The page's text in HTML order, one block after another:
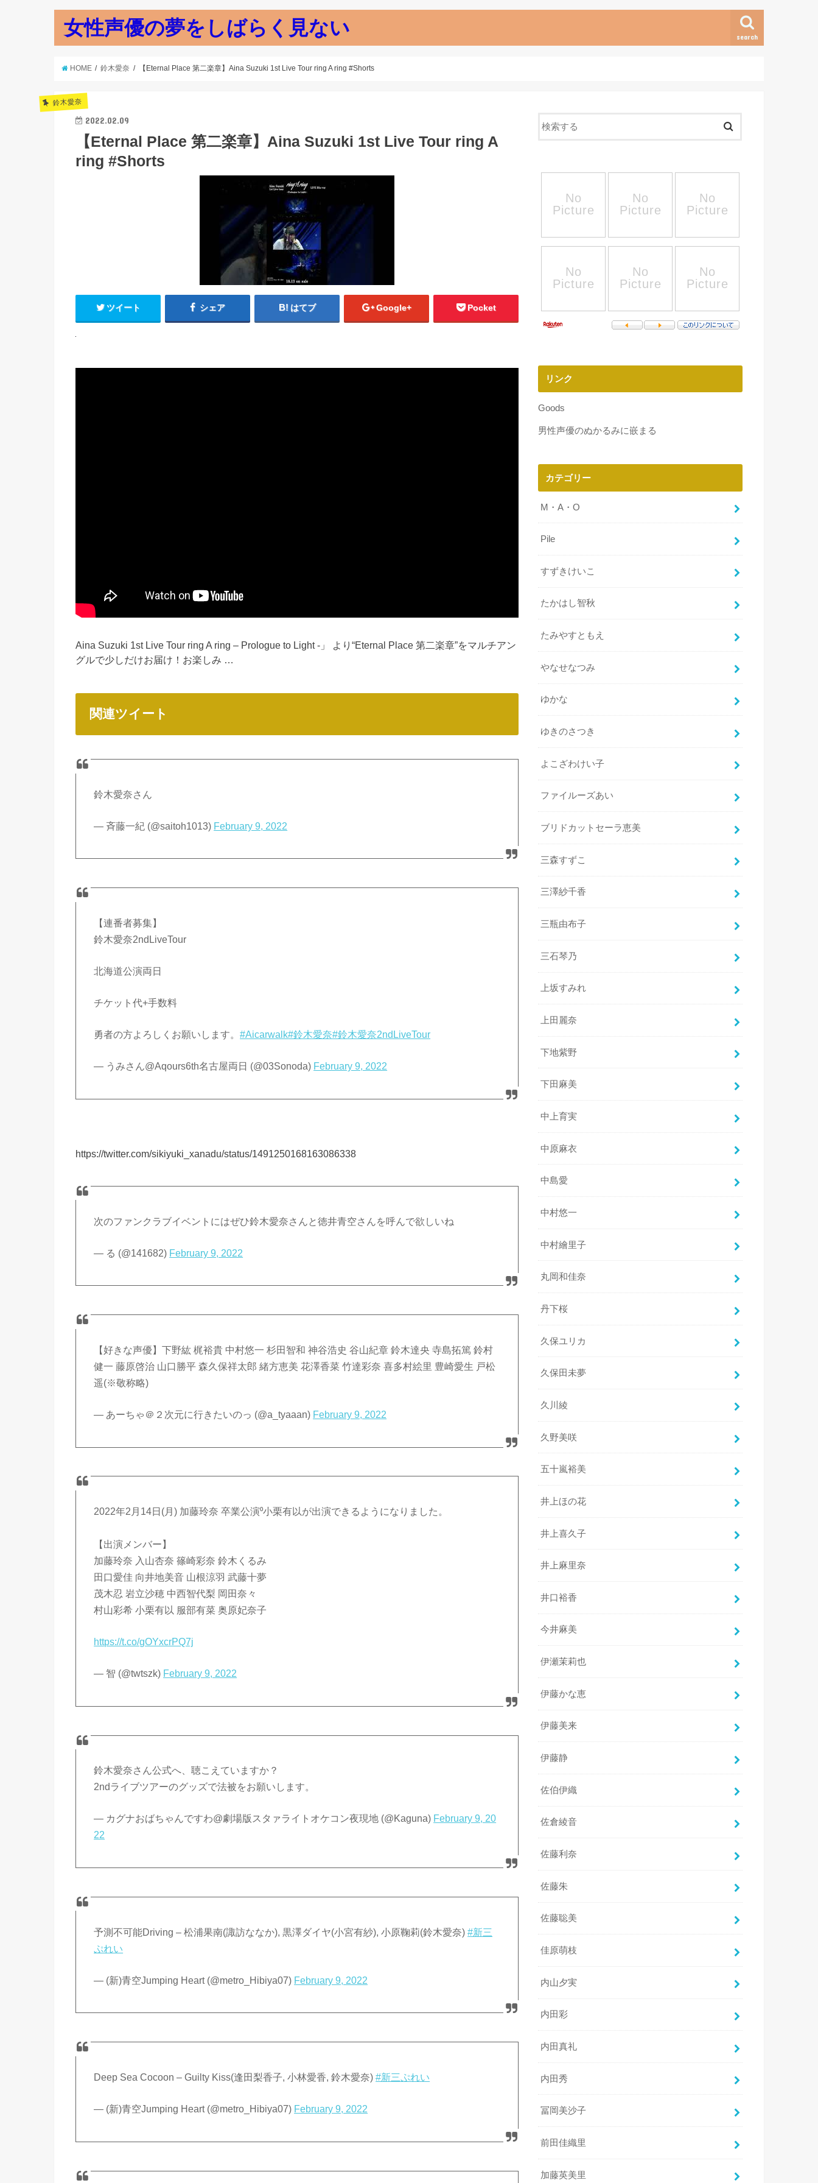
女性声優の夢をしばらく見ない search
HOME 鈴木愛奈 【Eternal Place 第二楽章】Aina Suzuki 1st Live Tour ring A ring #Shorts
鈴木愛奈
2022.02.09
【Eternal Place 第二楽章】Aina Suzuki 1st Live Tour ring A
ring #Shorts
ツイート シェア はてブ Google+ Pocket
Aina Suzuki 1st Live Tour ring A ring – Prologue to Light -」 より“Eternal Place 第二楽章”をマルチアン
グルで少しだけお届け！お楽しみ …
関連ツイート
鈴木愛奈さん
— 斉藤一紀 (@saitoh1013) February 9, 2022
【連番者募集】
鈴木愛奈2ndLiveTour
北海道公演両日
チケット代+手数料
勇者の方よろしくお願いします。#Aicarwalk#鈴木愛奈#鈴木愛奈2ndLiveTour
— うみさん@Aqours6th名古屋両日 (@03Sonoda) February 9, 2022
https://twitter.com/sikiyuki_xanadu/status/1491250168163086338
次のファンクラブイベントにはぜひ鈴木愛奈さんと徳井青空さんを呼んで欲しいね
— る (@141682) February 9, 2022
【好きな声優】下野紘 梶裕貴 中村悠一 杉田智和 神谷浩史 谷山紀章 鈴木達央 寺島拓篤 鈴村
健一 藤原啓治 山口勝平 森久保祥太郎 緒方恵美 花澤香菜 竹達彩奈 喜多村絵里 豊崎愛生 戸松
遥(※敬称略)
— あーちゃ＠２次元に行きたいのっ (@a_tyaaan) February 9, 2022
2022年2月14日(月) 加藤玲奈 卒業公演⁰小栗有以が出演できるようになりました。
【出演メンバー】
加藤玲奈 入山杏奈 篠崎彩奈 鈴木くるみ
田口愛佳 向井地美音 山根涼羽 武藤十夢
茂木忍 岩立沙穂 中西智代梨 岡田奈々
村山彩希 小栗有以 服部有菜 奥原妃奈子
https://t.co/gOYxcrPQ7j
— 智 (@twtszk) February 9, 2022
鈴木愛奈さん公式へ、聴こえていますか？
2ndライブツアーのグッズで法被をお願いします。
— カグナおばちゃんですわ@劇場版スタァライトオケコン夜現地 (@Kaguna) February 9, 20
22
予測不可能Driving – 松浦果南(諏訪ななか), 黒澤ダイヤ(小宮有紗), 小原鞠莉(鈴木愛奈)#新三
ぷれい
— (新)青空Jumping Heart (@metro_Hibiya07) February 9, 2022
Deep Sea Cocoon – Guilty Kiss(逢田梨香子, 小林愛香, 鈴木愛奈)#新三ぷれい
— (新)青空Jumping Heart (@metro_Hibiya07) February 9, 2022
リンク
Goods
男性声優のぬかるみに嵌まる
カテゴリー
M・A・O
Pile
すずきけいこ
たかはし智秋
たみやすともえ
やなせなつみ
ゆかな
ゆきのさつき
よこざわけい子
ファイルーズあい
ブリドカットセーラ恵美
三森すずこ
三澤紗千香
三瓶由布子
三石琴乃
上坂すみれ
上田麗奈
下地紫野
下田麻美
中上育実
中原麻衣
中島愛
中村悠一
中村繪里子
丸岡和佳奈
丹下桜
久保ユリカ
久保田未夢
久川綾
久野美咲
五十嵐裕美
井上ほの花
井上喜久子
井上麻里奈
井口裕香
今井麻美
伊瀬茉莉也
伊藤かな恵
伊藤美来
伊藤静
佐伯伊織
佐倉綾音
佐藤利奈
佐藤朱
佐藤聡美
佳原萌枝
内山夕実
内田彩
内田真礼
内田秀
冨岡美沙子
前田佳織里
加藤英美里